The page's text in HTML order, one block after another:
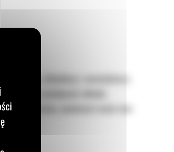
pasków, chłodnicy i wentylatora.
na wydajność układu
wody z kranu, ponieważ może ona